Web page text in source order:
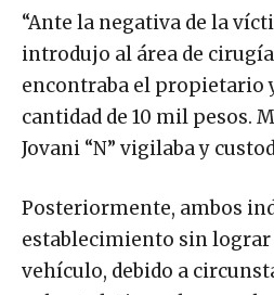
“Ante la negativa de la
introdujo al área de
encontraba el propietario
cantidad de 10 mil pesos.
Jovani “N” vigilaba y
Posteriormente, ambos
establecimiento sin lograr
vehículo, debido a